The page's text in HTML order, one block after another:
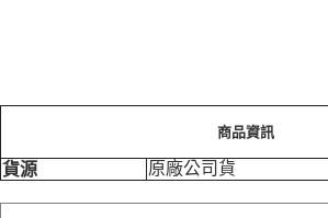
商品資訊
貨源 原廠公司貨